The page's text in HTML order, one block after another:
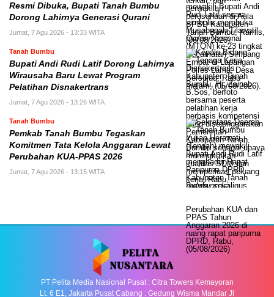
Resmi Dibuka, Bupati Tanah Bumbu
Dorong Lahirnya Generasi Qurani
Jumat, 7 Agu 2026 - 13:33 WITA
Tanah Bumbu
Bupati Andi Rudi Latif Dorong Lahirnya
Wirausaha Baru Lewat Program
Pelatihan Disnakertrans
Jumat, 7 Agu 2026 - 13:26 WITA
Tanah Bumbu
Pemkab Tanah Bumbu Tegaskan
Komitmen Tata Kelola Anggaran Lewat
Perubahan KUA-PPAS 2026
Jumat, 7 Agu 2026 - 13:15 WITA
PT Pelita Media Nasional Pusat : Citra Towers Kemayoran
Lt. 6 E1, Jakarta Pusat Cabang : Gedung Wisma Mandar Jl